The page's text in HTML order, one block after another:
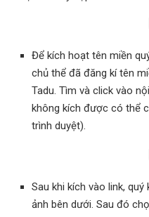
Để kích hoạt tên miền
chủ thể đã đăng kí tên
Tadu. Tìm và click vào
không kích được có thể
trình duyệt).
Sau khi kích vào link,
ảnh bên dưới. Sau đó